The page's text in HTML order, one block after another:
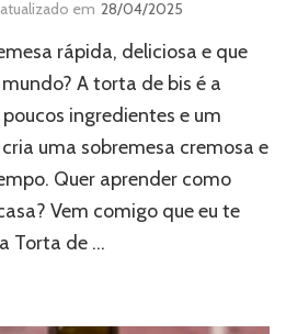
atualizado em 28/04/2025
rápida, deliciosa e que
A torta de bis é a
ingredientes e um
uma sobremesa cremosa e
Quer aprender como
Vem comigo que eu te
Torta de …